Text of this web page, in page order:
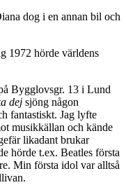
dog i en annan bil och
1972 hörde världens
Bygglovsgr. 13 i Lund
dej sjöng någon
fantastiskt. Jag lyfte
musikkällan och kände
likadant brukar
hörde t.ex. Beatles första
Min första idol var alltså